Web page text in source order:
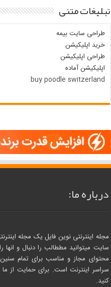
تبلیغات متنی
طراحی سایت بیمه
خرید اپلیکیشن
طراحی اپلیکیشن
اپلیکیشن آماده
buy poodle switzerland
درباره ما:
مجله اینترنتی نوین فایل یک مجله
سایت میتوانید مططالب را دنبال و انها
محتوای مجاز و مناسب برای تمام
سراسر اینترنت است. برای حمایت از
کنید.